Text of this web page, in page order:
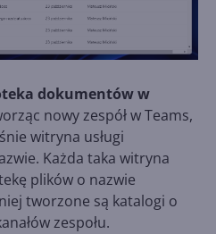
dokumentów w
nowy zespół w Teams,
witryna usługi
Każda taka witryna
plików o nazwie
tworzone są katalogi o
zespołu.